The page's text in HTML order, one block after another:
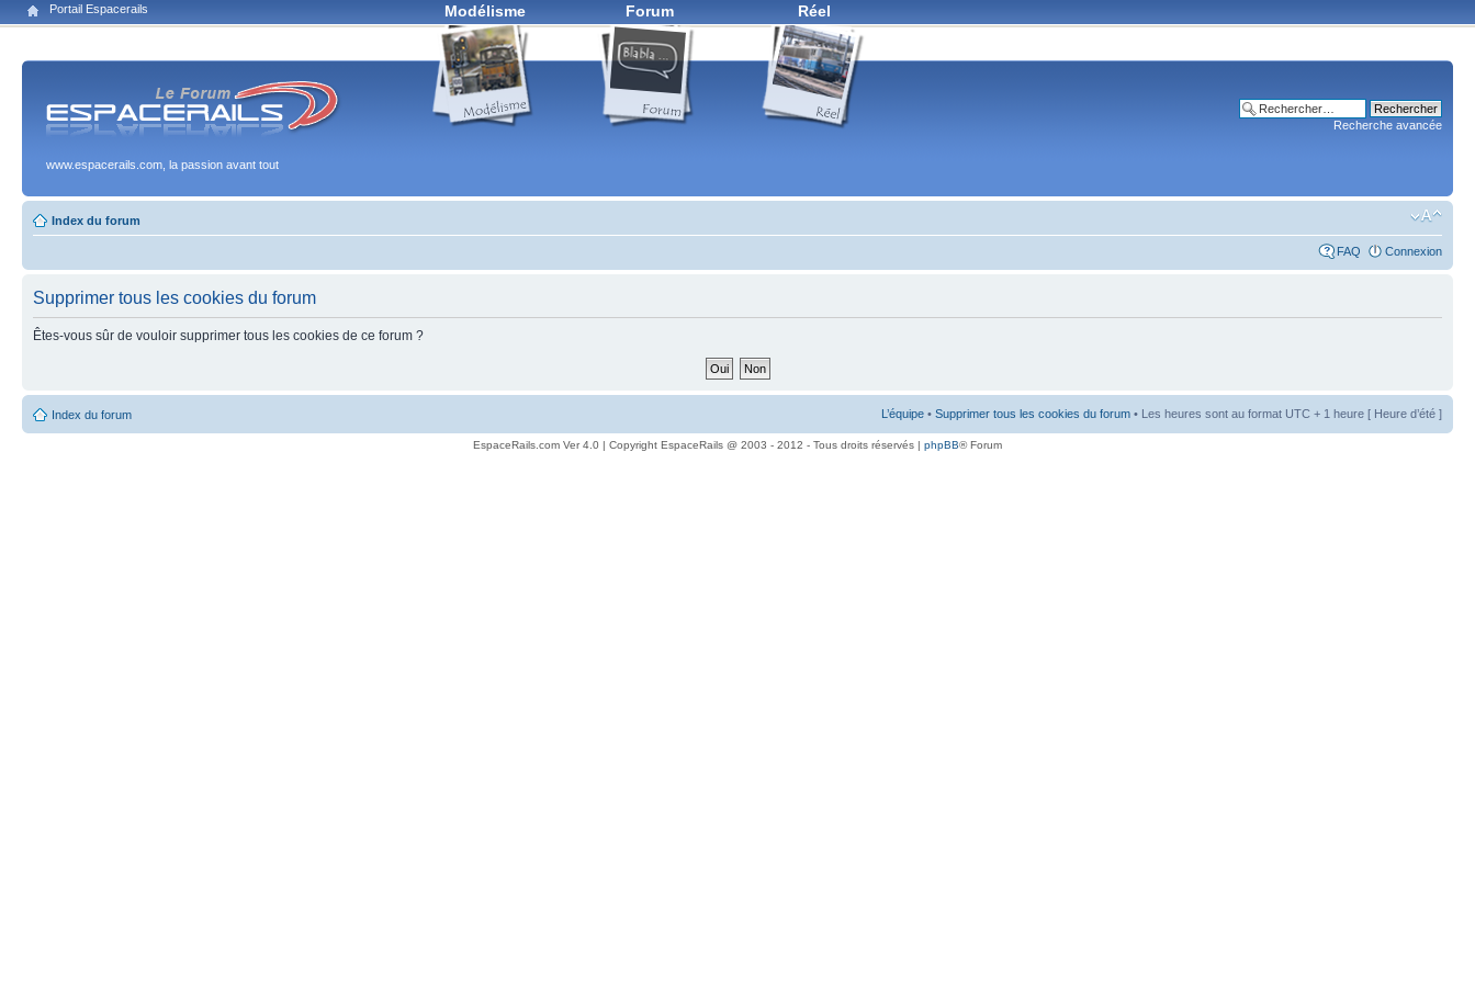
Portail Espacerails Modélisme Forum Réel
www.espacerails.com, la passion avant tout
Recherche avancée
Index du forum
FAQ Connexion
Supprimer tous les cookies du forum
Êtes-vous sûr de vouloir supprimer tous les cookies de ce forum ?
Index du forum L’équipe • Supprimer tous les cookies du forum • Les heures sont au format UTC + 1 heure [ Heure d’été ]
EspaceRails.com Ver 4.0 | Copyright EspaceRails @ 2003 - 2012 - Tous droits réservés | phpBB® Forum